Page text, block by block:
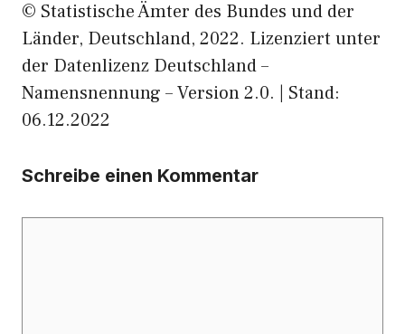
© Statistische Ämter des Bundes und der
Länder, Deutschland, 2022. Lizenziert unter
der Datenlizenz Deutschland –
Namensnennung – Version 2.0. | Stand:
06.12.2022
Schreibe einen Kommentar